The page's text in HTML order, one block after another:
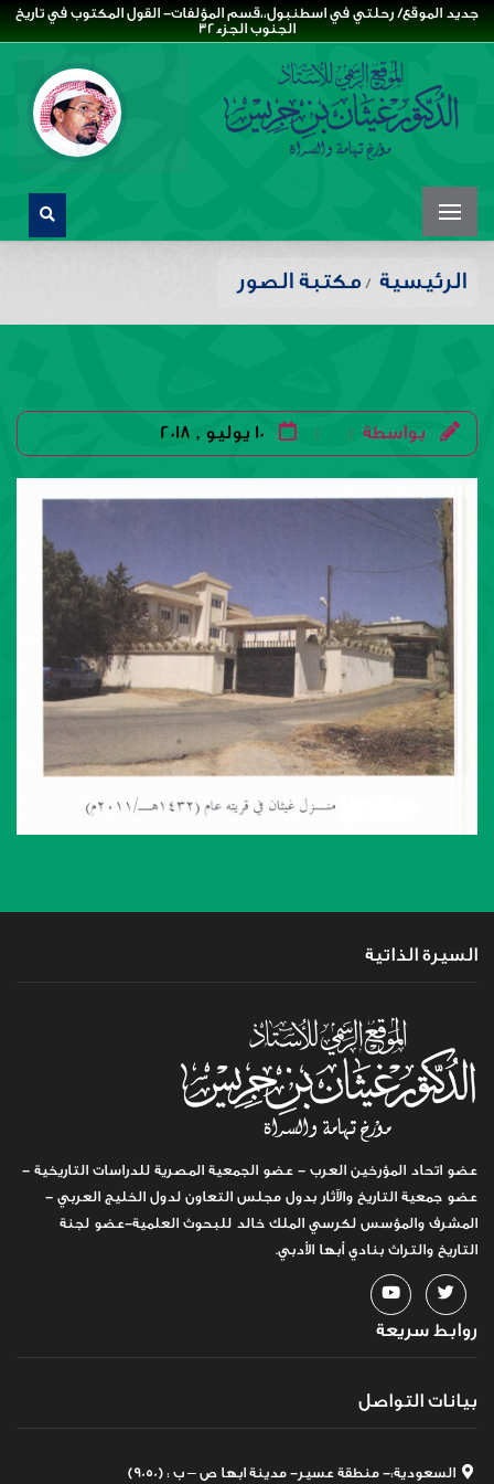
جديد الموقع/ رحلتي في اسطنبول،،قسم المؤلفات- القول المكتوب في تاريخ
الجنوب الجزء32
الرئيسية مكتبة الصور
بواسطة |
| 10 يوليو , 2018
السيرة الذاتية
عضو اتحاد المؤرخين العرب - عضو الجمعية المصرية للدراسات التاريخية -
عضو جمعية التاريخ والآثار بدول مجلس التعاون لدول الخليج العربي -
المشرف والمؤسس لكرسي الملك خالد للبحوث العلمية-عضو لجنة
التاريخ والتراث بنادي أبها الأدبي.
روابط سريعة
بيانات التواصل
السعودية:- منطقة عسير- مدينة ابها ص – ب : (9050)